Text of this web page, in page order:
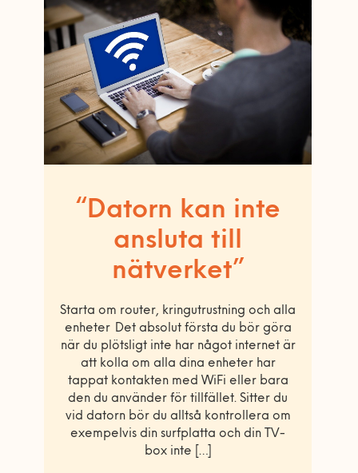
“Datorn kan inte
ansluta till
nätverket”
Starta om router, kringutrustning och alla
enheter Det absolut första du bör göra
när du plötsligt inte har något internet är
att kolla om alla dina enheter har
tappat kontakten med WiFi eller bara
den du använder för tillfället. Sitter du
vid datorn bör du alltså kontrollera om
exempelvis din surfplatta och din TV-
box inte […]